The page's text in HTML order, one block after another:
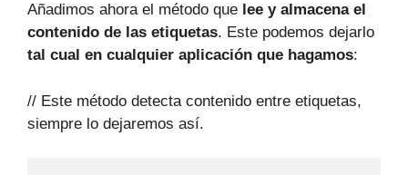
Añadimos ahora el método que lee y almacena el
contenido de las etiquetas. Este podemos dejarlo
tal cual en cualquier aplicación que hagamos:
// Este método detecta contenido entre etiquetas,
siempre lo dejaremos así.